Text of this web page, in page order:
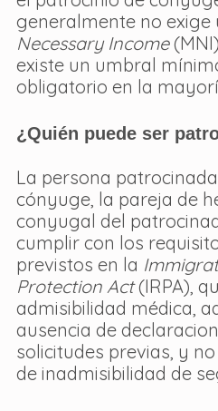
generalmente no exige
Necessary Income
existe un umbral
obligatorio en la
¿Quién puede ser
La persona
cónyuge, la pareja de
conyugal del
cumplir con los
previstos en la
Protection Act (IRPA),
admisibilidad médica,
ausencia de
solicitudes previas, y
de inadmisibilidad de